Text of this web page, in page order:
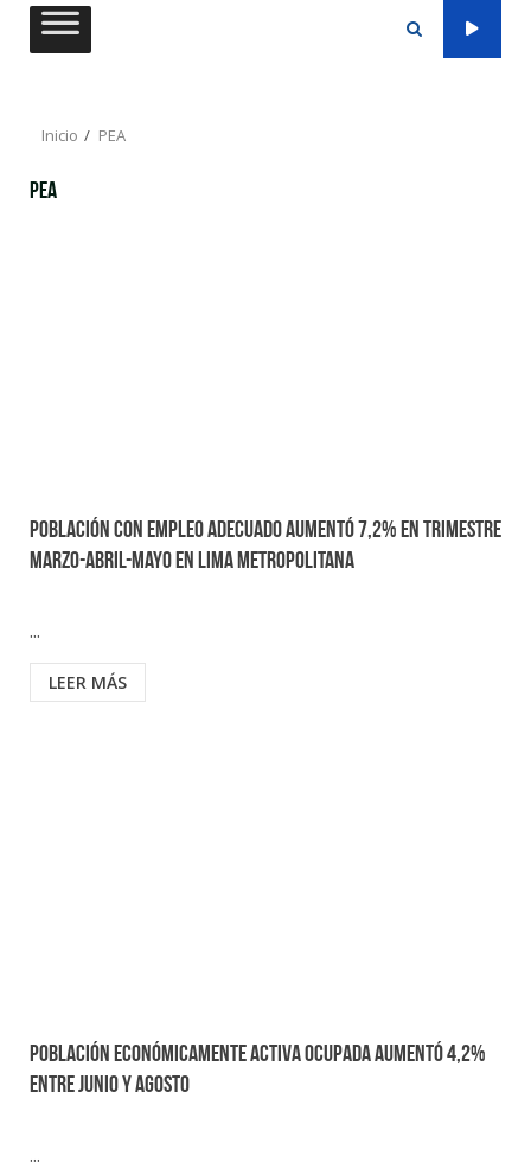
Saltar
Inicio PEA
PEA
Población con empleo adecuado aumentó 7,2% en trimestre
marzo-abril-mayo en Lima Metropolitana
...
LEER MÁS
Población económicamente activa ocupada aumentó 4,2%
entre junio y agosto
...